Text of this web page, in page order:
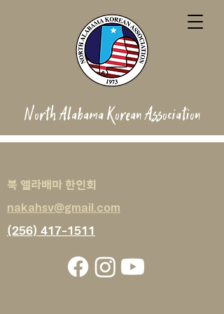
North Alabama Korean Association
북 앨라배마 한인회
nakahsv@gmail.com
(256) 417-1511